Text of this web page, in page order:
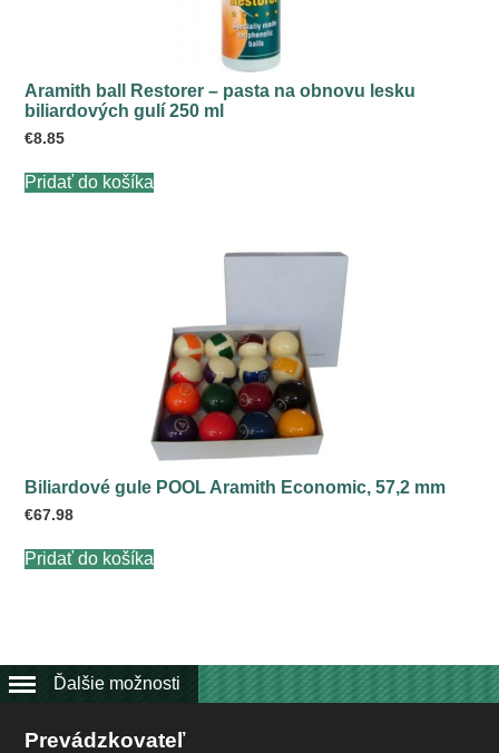
Aramith ball Restorer – pasta na obnovu lesku
biliardových gulí 250 ml
€8.85
Pridať do košíka
Biliardové gule POOL Aramith Economic, 57,2 mm
€67.98
Pridať do košíka
Ďalšie možnosti
Prevádzkovateľ